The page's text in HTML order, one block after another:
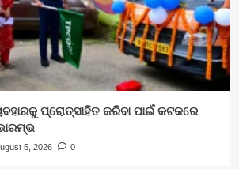
ପ୍ରୋତ୍ସାହିତ କରିବା ପାଇଁ କଟକରେ
5, 2026 0